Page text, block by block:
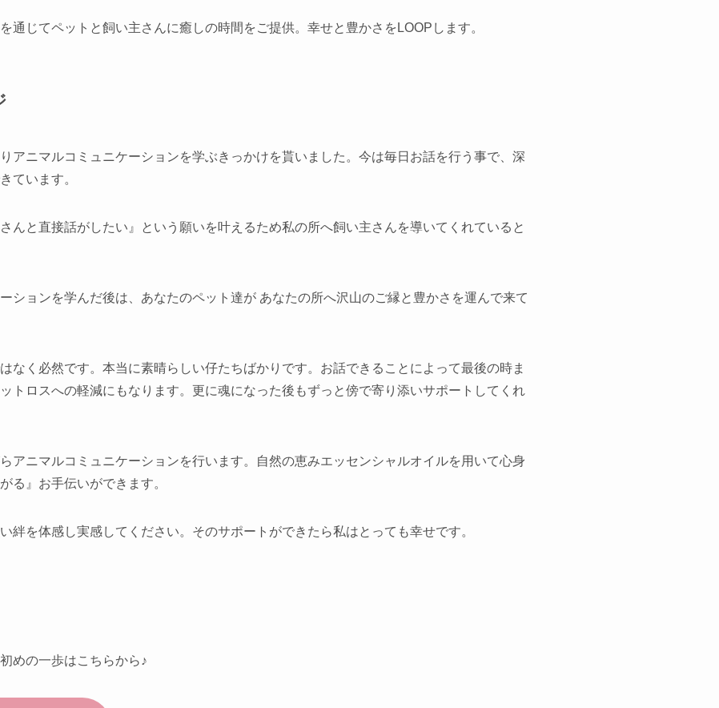
通じてペットと飼い主さんに癒しの時間をご提供。幸せと豊かさをLOOPします。
アニマルコミュニケーションを学ぶきっかけを貰いました。今は毎日お話を行う事で、深
ています。
んと直接話がしたい』という願いを叶えるため私の所へ飼い主さんを導いてくれていると
ションを学んだ後は、あなたのペット達が あなたの所へ沢山のご縁と豊かさを運んで来て
なく必然です。本当に素晴らしい仔たちばかりです。お話できることによって最後の時ま
トロスへの軽減にもなります。更に魂になった後もずっと傍で寄り添いサポートしてくれ
アニマルコミュニケーションを行います。自然の恵みエッセンシャルオイルを用いて心身
る』お手伝いができます。
絆を体感し実感してください。そのサポートができたら私はとっても幸せです。
めの一歩はこちらから♪